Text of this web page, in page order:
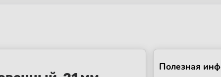
Полезная